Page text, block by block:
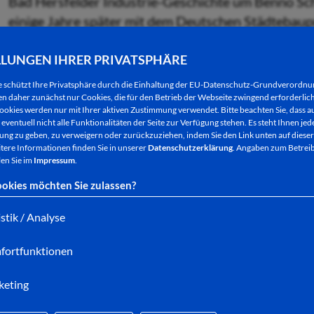
IHRER PRIVATSPHÄRE
schützt Ihre Privatsphäre durch die Einhaltung der EU-Datenschutz-
daher zunächst nur Cookies, die für den Betrieb der Webseite zwingend
werden nur mit Ihrer aktiven Zustimmung verwendet. Bitte beachten Sie, dass
nicht alle Funktionalitäten der Seite zur Verfügung stehen. Es steht Ihnen
zu geben, zu verweigern oder zurückzuziehen, indem Sie den Link unten auf
Informationen finden Sie in unsererDatenschutzerklärung. Angaben zum
Sie im Impressum.
möchten Sie zulassen?
/ Analyse
einige Jahre später mit dem Deutschen
erfreut sich die Anlage bei Bürgerinnen und
Erlebnismuseums wortreich sowie der Kur- und
Eine der Hauptattraktionen, der Wassertisch mit
leider seit einiger Zeit defekt. Zudem wurde die
Steinbelag versehen ist, in einem Eckbereich
Die Bewässerung des Wasserspielplatzes erfolgt
Leitungen, die aus der unterirdischen
und der Fontäne verlegt sind. Die Firma Räuber
frei, um die Dichtheit der Leitungen zu
mehreren Kubikmetern auf.
Bei der kostenaufwändigen Freilegung konnte
Ablaufrinne, die den kompletten Wassertisch